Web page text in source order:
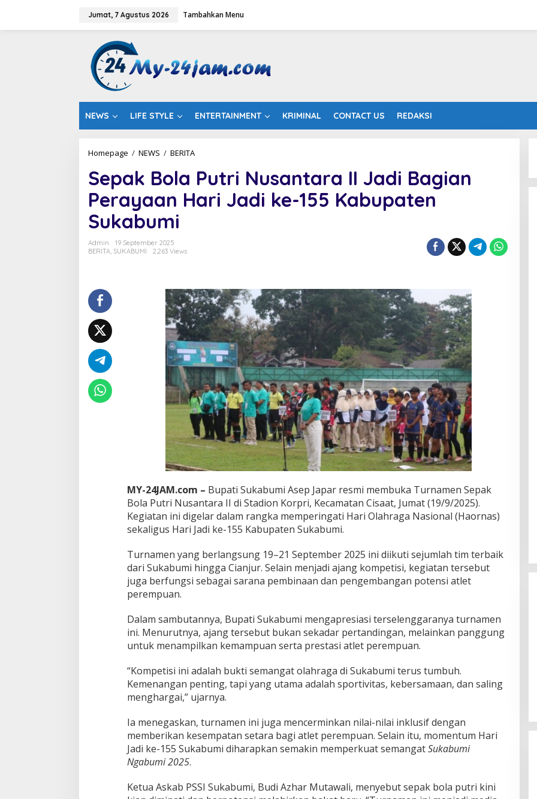
Jumat, 7 Agustus 2026 Tambahkan Menu
NEWS LIFE STYLE ENTERTAINMENT KRIMINAL CONTACT US REDAKSI
Homepage / NEWS / BERITA
p
a
k
B
i
N
u
s
a
n
t
a
r
a
I
I
a
d
B
g
a
n
P
r
a
y
a
H
r
i
a
d
k
-
1
5
b
Sepak Bola Putri Nusantara II Jadi Bagian
Perayaan Hari Jadi ke-155 Kabupaten
Sukabumi
Admin
19 September 2025
BERITA, SUKABUMI 2,263 Views
MY-24JAM.com – Bupati Sukabumi Asep Japar resmi membuka Turnamen Sepak
Bola Putri Nusantara II di Stadion Korpri, Kecamatan Cisaat, Jumat (19/9/2025).
Kegiatan ini digelar dalam rangka memperingati Hari Olahraga Nasional (Haornas)
sekaligus Hari Jadi ke-155 Kabupaten Sukabumi.
Turnamen yang berlangsung 19–21 September 2025 ini diikuti sejumlah tim terbaik
dari Sukabumi hingga Cianjur. Selain menjadi ajang kompetisi, kegiatan tersebut
juga berfungsi sebagai sarana pembinaan dan pengembangan potensi atlet
perempuan.
Dalam sambutannya, Bupati Sukabumi mengapresiasi terselenggaranya turnamen
ini. Menurutnya, ajang tersebut bukan sekadar pertandingan, melainkan panggung
untuk menampilkan kemampuan serta prestasi atlet perempuan.
“Kompetisi ini adalah bukti semangat olahraga di Sukabumi terus tumbuh.
Kemenangan penting, tapi yang utama adalah sportivitas, kebersamaan, dan saling
menghargai,” ujarnya.
Ia menegaskan, turnamen ini juga mencerminkan nilai-nilai inklusif dengan
memberikan kesempatan setara bagi atlet perempuan. Selain itu, momentum Hari
Jadi ke-155 Sukabumi diharapkan semakin memperkuat semangatSukabumi
Ngabumi 2025.
Ketua Askab PSSI Sukabumi, Budi Azhar Mutawali, menyebut sepak bola putri kini
Belum Pakai CVT, Apa yang
Ditakuti Daihatsu Indonesia?
Di JAWA BARAT, KRIMINAL, OLAHRAGA, OTOMOTIF,
POLITIK
| 20 Februari 2018